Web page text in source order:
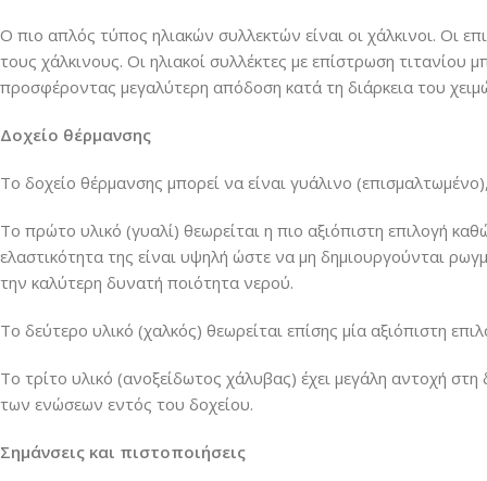
Ο πιο απλός τύπος ηλιακών συλλεκτών είναι οι χάλκινοι. Οι
τους χάλκινους. Οι ηλιακοί συλλέκτες με επίστρωση
προσφέροντας μεγαλύτερη απόδοση κατά τη διάρκεια του
Δοχείο θέρμανσης
Το δοχείο θέρμανσης μπορεί να είναι γυάλινο
Το πρώτο υλικό (γυαλί) θεωρείται η πιο αξιόπιστη επιλογή
ελαστικότητα της είναι υψηλή ώστε να μη δημιουργούνται
την καλύτερη δυνατή ποιότητα νερού.
Το δεύτερο υλικό (χαλκός) θεωρείται επίσης μία αξιόπιστη
Το τρίτο υλικό (ανοξείδωτος χάλυβας) έχει μεγάλη αντοχή
των ενώσεων εντός του δοχείου.
Σημάνσεις και πιστοποιήσεις